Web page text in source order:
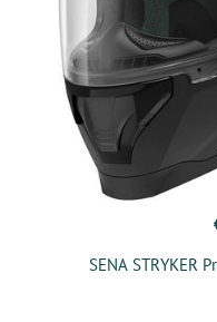
SENA STRYKER